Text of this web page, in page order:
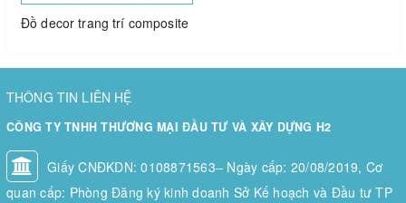
Đồ decor trang trí composite
THÔNG TIN LIÊN HỆ
CÔNG TY TNHH THƯƠNG MẠI ĐẦU TƯ VÀ XÂY DỰNG H2
Giấy CNĐKDN: 0108871563– Ngày cấp: 20/08/2019, Cơ
quan cấp: Phòng Đăng ký kinh doanh Sở Kế hoạch và Đầu tư TP